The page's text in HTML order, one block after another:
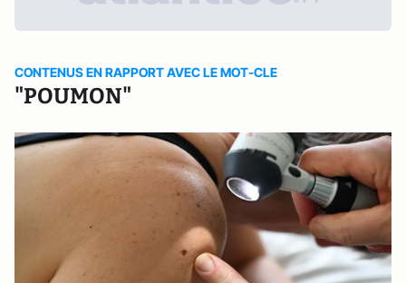
CONTENUS EN RAPPORT AVEC LE MOT-CLE
"POUMON"